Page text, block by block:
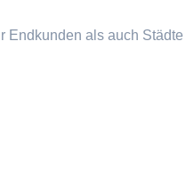
Endkunden als auch Städte